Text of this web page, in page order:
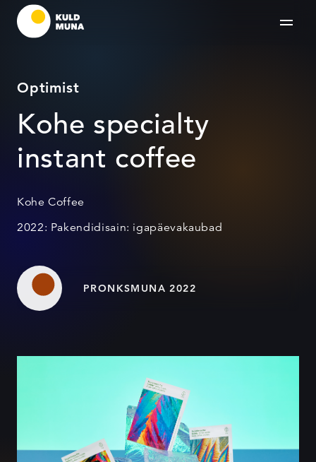
Optimist
Kohe specialty
instant coffee
Kohe Coffee
2022: Pakendidisain: igapäevakaubad
PRONKSMUNA 2022